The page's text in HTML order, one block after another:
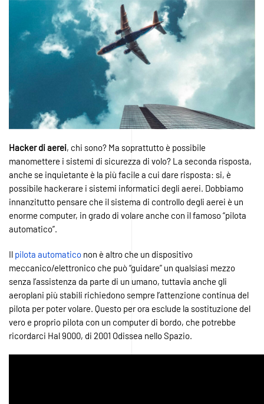
Hacker diaerei, chi sono? Ma soprattutto è possibile
manomettere i sistemi di sicurezza di volo? La seconda risposta,
anche se inquietante è la più facile a cui dare risposta: si, è
possibile hackerare i sistemi informatici degli aerei. Dobbiamo
innanzitutto pensare che il sistema di controllo degli aerei è un
enorme computer, in grado di volare anche con il famoso “pilota
automatico”.
Il pilota automatico non è altro che un dispositivo
meccanico/elettronico che può “guidare” un qualsiasi mezzo
senza l’assistenza da parte di un umano, tuttavia anche gli
aeroplani più stabili richiedono sempre l’attenzione continua del
pilota per poter volare. Questo per ora esclude la sostituzione del
vero e proprio pilota con un computer di bordo, che potrebbe
ricordarci Hal 9000, di 2001 Odissea nello Spazio.